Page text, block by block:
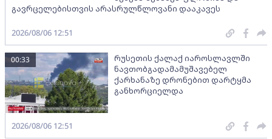
გავრცელებისთვის არასრულწლოვანი დააკავეს
2026/08/06 12:51
რუსეთის ქალაქ იაროსლავლში
ნავთობგადამამუშავებელ
ქარხანაზე დრონებით დარტყმა
განხორციელდა
00:33
2026/08/06 12:51